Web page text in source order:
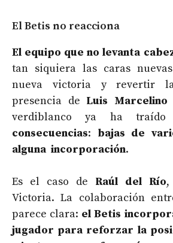
El Betis no reacciona
El equipo que no levanta
tan siquiera las caras
nueva victoria y revertir
presencia de Luis
verdiblanco ya ha
consecuencias: bajas de
alguna incorporación.
Es el caso de Raúl del Río,
Victoria. La colaboración
parece clara: el Betis
jugador para reforzar la